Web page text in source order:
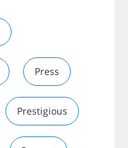
Press
Prestigious